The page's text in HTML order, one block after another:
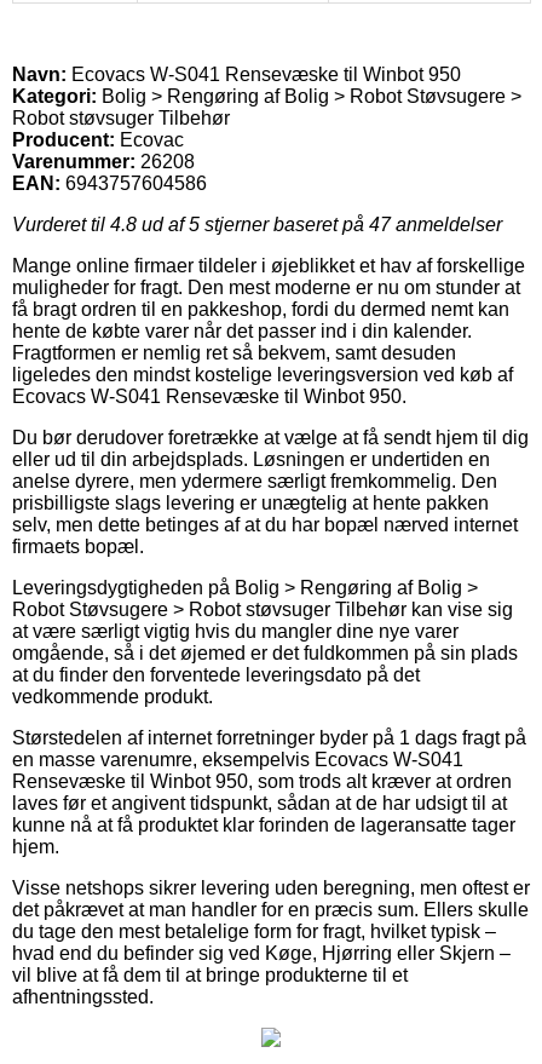
Navn: Ecovacs W-S041 Rensevæske til Winbot 950
Kategori: Bolig > Rengøring af Bolig > Robot Støvsugere >
Robot støvsuger Tilbehør
Producent: Ecovac
Varenummer: 26208
EAN: 6943757604586
Vurderet til 4.8 ud af 5 stjerner baseret på 47anmeldelser
Mange online firmaer tildeler i øjeblikket et hav af forskellige
muligheder for fragt. Den mest moderne er nu om stunder at
få bragt ordren til en pakkeshop, fordi du dermed nemt kan
hente de købte varer når det passer ind i din kalender.
Fragtformen er nemlig ret så bekvem, samt desuden
ligeledes den mindst kostelige leveringsversion ved køb af
Ecovacs W-S041 Rensevæske til Winbot 950.
Du bør derudover foretrække at vælge at få sendt hjem til dig
eller ud til din arbejdsplads. Løsningen er undertiden en
anelse dyrere, men ydermere særligt fremkommelig. Den
prisbilligste slags levering er unægtelig at hente pakken
selv, men dette betinges af at du har bopæl nærved internet
firmaets bopæl.
Leveringsdygtigheden på Bolig > Rengøring af Bolig >
Robot Støvsugere > Robot støvsuger Tilbehør kan vise sig
at være særligt vigtig hvis du mangler dine nye varer
omgående, så i det øjemed er det fuldkommen på sin plads
at du finder den forventede leveringsdato på det
vedkommende produkt.
Størstedelen af internet forretninger byder på 1 dags fragt på
en masse varenumre, eksempelvis Ecovacs W-S041
Rensevæske til Winbot 950, som trods alt kræver at ordren
laves før et angivent tidspunkt, sådan at de har udsigt til at
kunne nå at få produktet klar forinden de lageransatte tager
hjem.
Visse netshops sikrer levering uden beregning, men oftest er
det påkrævet at man handler for en præcis sum. Ellers skulle
du tage den mest betalelige form for fragt, hvilket typisk –
hvad end du befinder sig ved Køge, Hjørring eller Skjern –
vil blive at få dem til at bringe produkterne til et
afhentningssted.